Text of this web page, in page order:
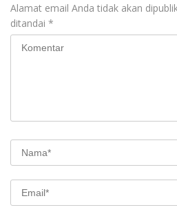
Alamat email Anda tidak akan
ditandai *